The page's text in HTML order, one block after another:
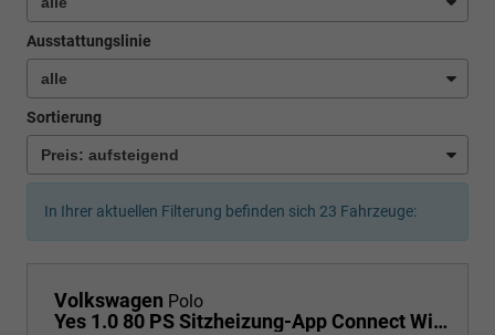
Ausstattungslinie
Sortierung
In Ihrer aktuellen Filterung befinden sich 23 Fahrzeuge:
Volkswagen Polo
Yes 1.0 80 PS Sitzheizung-App Connect Wireless-Einparkhilfe-Klima-Sofort